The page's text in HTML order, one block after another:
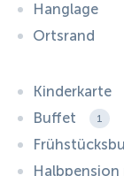
Hanglage
Ortsrand
Kinderkarte
Buffet
1